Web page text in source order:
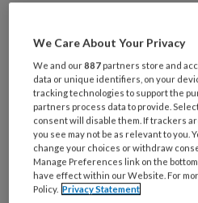
producten die u onder
wilt brengen, mail
We Care About Your Privacy
We and our887 partners store and
data or unique identifiers, on your
tracking technologies to support the
partners process data to provide.
consent will disable them. If trackers
you see may not be as relevant to you.
change your choices or withdraw
Manage Preferences link on the
have effect within our Website. For
Policy. Privacy Statement